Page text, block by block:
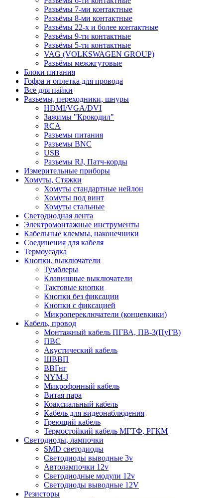
Разъёмы 7-ми контактные
Разъёмы 8-ми контактные
Разъёмы 22-х и более контактные
Разъёмы 9-ти контактные
Разъёмы 5-ти контактные
VAG (VOLKSWAGEN GROUP)
Разъёмы межжгутовые
Блоки питания
Гофра и оплетка для провода
Все для пайки
Разъемы, переходники, шнуры
HDMI/VGA/DVI
Зажимы "Крокодил"
RCA
Разъемы питания
Разъемы BNC
USB
Разъемы RJ, Патч-корды
Измерительные приборы
Хомуты, Стяжки
Хомуты стандартные нейлон
Хомуты под винт
Хомуты стальные
Светодиодная лента
Электромонтажные инструменты
Кабельные клеммы, наконечники
Соединения для кабеля
Термоусадка
Кнопки, выключатели
Тумблеры
Клавишные выключатели
Тактовые кнопки
Кнопки без фиксации
Кнопки с фиксацией
Микропереключатели (концевкики)
Кабель, провод
Монтажный кабель ПГВА, ПВ-3(ПуГВ)
ПВС
Акустический кабель
ШВВП
ВВГнг
NYM-J
Микрофонный кабель
Витая пара
Коаксиальный кабель
Кабель для видеонаблюдения
Греющий кабель
Термостойкий кабель МГТФ, РГКМ
Светодиоды, лампочки
SMD светодиоды
Светодиоды выводные 3v
Автолампочки 12v
Светодиодные модули 12v
Светодиоды выводные 12V
Резисторы